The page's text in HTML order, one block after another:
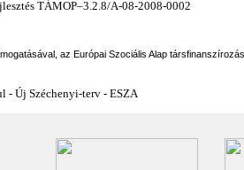
TÁMOP–3.2.8/A-08-2008-0002
az Európai Szociális Alap